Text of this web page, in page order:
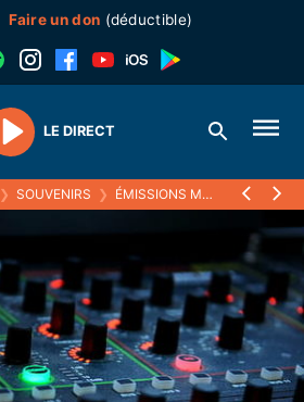
Faire un don (déductible)
Play
LE DIRECT
❯ SOUVENIRS ❯ ÉMISSIONS MUSICALES (SOUVENIRS)